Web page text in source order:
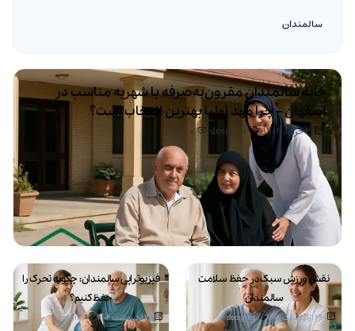
سالمندان
خانه سالمندان مقرون‌به‌صرفه با شهریه مناسب در
اصفهان – چرا مهد اولیا بهترین انتخاب است؟
4 خرداد 1404 designer
0 نظر
نقش ورزش سبک در حفظ سلامت
سالمندان
24 اردیبهشت 1404 designer
فیزیوتراپی سالمندان: چگونه تحرک را
حفظ کنیم؟
21 اردیبهشت 1404 designer